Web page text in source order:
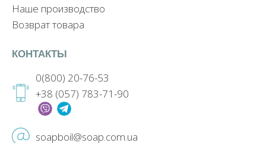
Наше производство
Возврат товара
КОНТАКТЫ
0(800) 20-76-53
+38 (057) 783-71-90
soapboil@soap.com.ua